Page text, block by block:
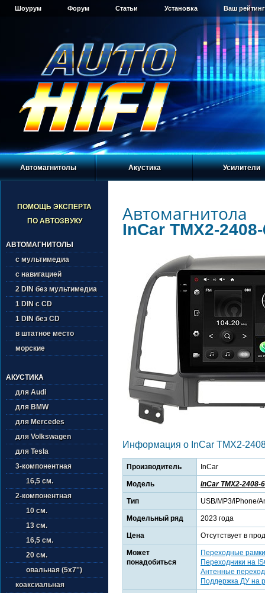
Шоурум Форум Статьи Установка Ваш
Автомагнитолы Акустика Усилители
ПОМОЩЬ ЭКСПЕРТА
ПО АВТОЗВУКУ
АВТОМАГНИТОЛЫ
с мультимедиа
с навигацией
2 DIN без мультимедиа
1 DIN с CD
1 DIN без CD
в штатное место
морские
АКУСТИКА
для Audi
для BMW
для Mercedes
для Volkswagen
для Tesla
3-компонентная
16,5 см.
2-компонентная
10 см.
13 см.
16,5 см.
20 см.
овальная (5х7'')
коаксиальная
Автомагнитола
InCar TMX2-
Информация о InCar TMX2-
Производитель InCar
Модель InCar TMX2-2408-6
Тип USB/MP3/iPhone/
Модельный ряд 2023 года
Цена Отсутствует в
Может
понадобиться
Переходные рамки
Переходники на
Антенные
Поддержка ДУ на